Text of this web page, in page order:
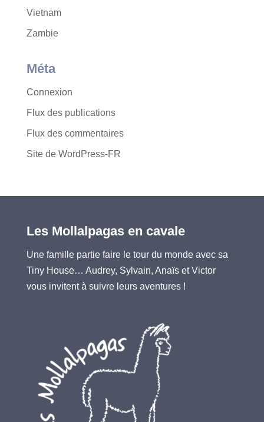
Vietnam
Zambie
Méta
Connexion
Flux des publications
Flux des commentaires
Site de WordPress-FR
Les Mollalpagas en cavale
Une famille partie faire le tour du monde avec sa
Tiny House… Audrey, Sylvain, Anaïs et Victor
vous invitent à suivre leurs aventures !